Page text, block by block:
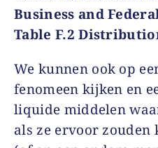
Business and
Table F.2
We kunnen ook op
fenomeen kijken en
liquide middelen
als ze ervoor